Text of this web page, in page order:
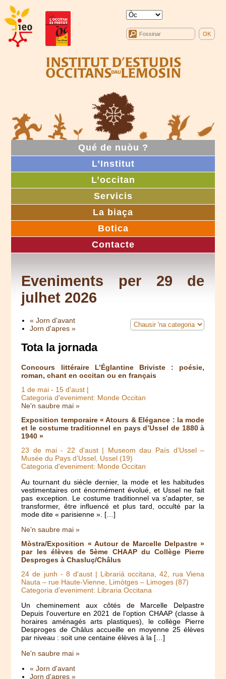
Qué de nuòu ?
L’Institut
L’occitan
Servicis
La biaça
Botica
Contacte
Eveniments per 29 de
julhet 2026
« Jorn d'avant
Jorn d'apres »
Tota la jornada
Concours littéraire L’Églantine Briviste : poésie,
roman, chant en occitan ou en français
1 de mai - 15 d'aust |
Categoria d'eveniment: Monde Occitan
Ne'n saubre mai »
Exposition temporaire « Atours & Elégance : la mode
et le costume traditionnel en pays d’Ussel de 1880 à
1940 »
23 de mai- 22 d'aust| Museom dau País d’Ussel –
Musée du Pays d’Ussel, Ussel (19)
Categoria d'eveniment: Monde Occitan
Au tournant du siècle dernier, la mode et les habitudes
vestimentaires ont énormément évolué, et Ussel ne fait
pas exception. Le costume traditionnel va s'adapter, se
transformer, être influencé et plus tard, occulté par la
mode dite « parisienne ». […]
Ne'n saubre mai »
Mòstra/Exposition « Autour de Marcelle Delpastre »
par les élèves de 5ème CHAAP du Collège Pierre
Desproges à Chasluç/Châlus
24 de junh - 8 d'aust| Librariá occitana, 42, rua Viena
Nauta – rue Haute-Vienne, Limòtges – Limoges (87)
Categoria d'eveniment: Libraria Occitana
Un cheminement aux côtés de Marcelle Delpastre
Depuis l'ouverture en 2021 de l'option CHAAP (classe à
horaires aménagés arts plastiques), le collège Pierre
Desproges de Châlus accueille en moyenne 25 élèves
par niveau : soit une centaine élèves à la […]
Ne'n saubre mai »
« Jorn d'avant
Jorn d'apres »